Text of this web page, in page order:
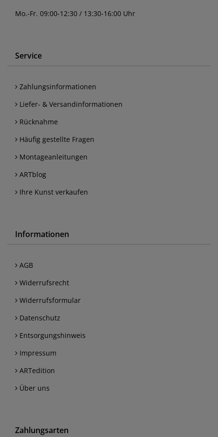
Mo.-Fr. 09:00-12:30 / 13:30-16:00 Uhr
Service
Zahlungsinformationen
Liefer- & Versandinformationen
Rücknahme
Häufig gestellte Fragen
Montageanleitungen
ARTblog
Ihre Kunst verkaufen
Informationen
AGB
Widerrufsrecht
Widerrufsformular
Datenschutz
Entsorgungshinweis
Impressum
ARTedition
Über uns
Zahlungsarten